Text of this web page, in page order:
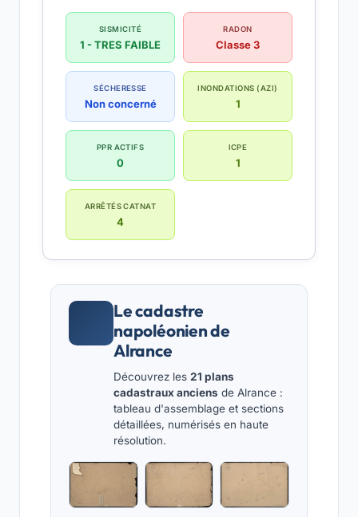
SISMICITÉ
1 - TRES FAIBLE
RADON
Classe 3
SÉCHERESSE
Non concerné
INONDATIONS (AZI)
1
PPR ACTIFS
0
ICPE
1
ARRÊTÉS CATNAT
4
Le cadastre
napoléonien de
Alrance
Découvrez les 21 plans
cadastraux anciens de Alrance :
tableau d'assemblage et sections
détaillées, numérisés en haute
résolution.